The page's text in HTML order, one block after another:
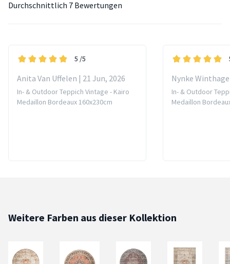
Durchschnittlich 7 Bewertungen
5 /5
Anita Van Uffelen | 21 Jun, 2026
In- & Outdoor Teppich Vintage - Kairo
Medaillon Bordeaux 160x230cm
Nynke
In- & Outdoor
Medaillon
Weitere Farben aus dieser Kollektion